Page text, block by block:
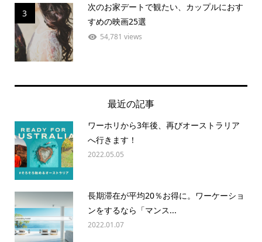
3
次のお家デートで観たい、カップルにおす
すめの映画25選
54,781 views
最近の記事
ワーホリから3年後、再びオーストラリア
へ行きます！
2022.05.05
長期滞在が平均20％お得に。ワーケーショ
ンをするなら「マンス...
2022.01.07